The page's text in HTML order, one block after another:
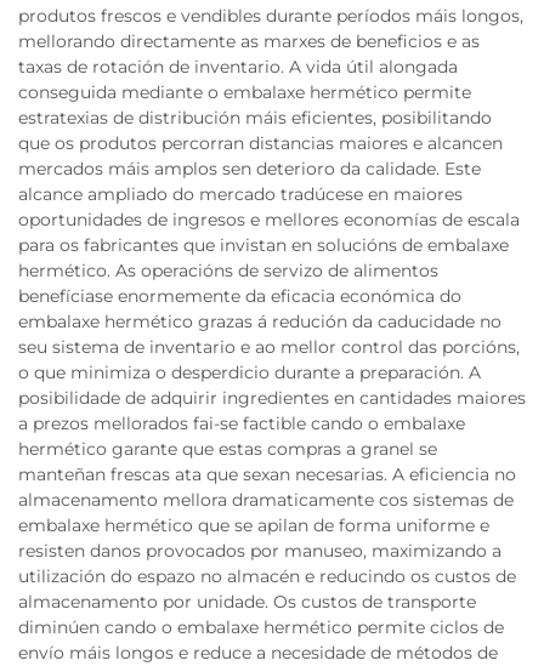
produtos frescos e vendibles durante períodos máis longos,
mellorando directamente as marxes de beneficios e as
taxas de rotación de inventario. A vida útil alongada
conseguida mediante o embalaxe hermético permite
estratexias de distribución máis eficientes, posibilitando
que os produtos percorran distancias maiores e alcancen
mercados máis amplos sen deterioro da calidade. Este
alcance ampliado do mercado tradúcese en maiores
oportunidades de ingresos e mellores economías de escala
para os fabricantes que invistan en solucións de embalaxe
hermético. As operacións de servizo de alimentos
benefíciase enormemente da eficacia económica do
embalaxe hermético grazas á redución da caducidade no
seu sistema de inventario e ao mellor control das porcións,
o que minimiza o desperdicio durante a preparación. A
posibilidade de adquirir ingredientes en cantidades maiores
a prezos mellorados fai-se factible cando o embalaxe
hermético garante que estas compras a granel se
manteñan frescas ata que sexan necesarias. A eficiencia no
almacenamento mellora dramaticamente cos sistemas de
embalaxe hermético que se apilan de forma uniforme e
resisten danos provocados por manuseo, maximizando a
utilización do espazo no almacén e reducindo os custos de
almacenamento por unidade. Os custos de transporte
diminúen cando o embalaxe hermético permite ciclos de
envío máis longos e reduce a necesidade de métodos de